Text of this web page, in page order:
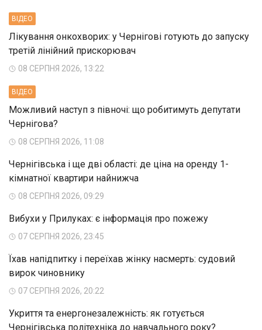
ВIДЕО
Лікування онкохворих: у Чернігові готують до запуску
третій лінійний прискорювач
08 СЕРПНЯ 2026, 13:22
ВIДЕО
Можливий наступ з півночі: що робитимуть депутати
Чернігова?
08 СЕРПНЯ 2026, 11:08
Чернігівська і ще дві області: де ціна на оренду 1-
кімнатної квартири найнижча
08 СЕРПНЯ 2026, 09:29
Вибухи у Прилуках: є інформація про пожежу
07 СЕРПНЯ 2026, 23:45
Їхав напідпитку і переїхав жінку насмерть: судовий
вирок чиновнику
07 СЕРПНЯ 2026, 20:22
Укриття та енергонезалежність: як готується
Чернігівська політехніка до навчального року?